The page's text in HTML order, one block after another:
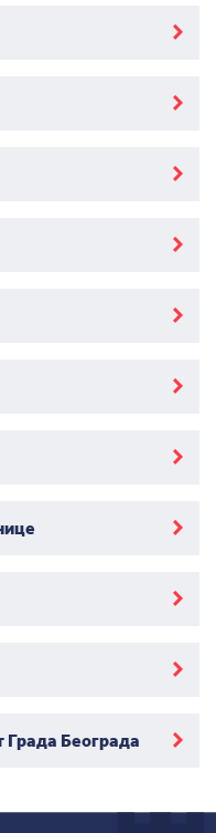
Града Београда